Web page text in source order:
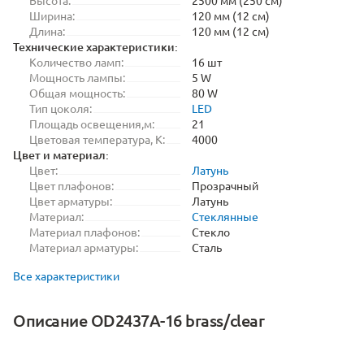
Ширина:
120 мм (12 см)
Длина:
120 мм (12 см)
Технические характеристики:
Количество ламп:
16 шт
Мощность лампы:
5 W
Общая мощность:
80 W
Тип цоколя:
LED
Площадь освещения,м:
21
Цветовая температура, K:
4000
Цвет и материал:
Цвет:
Латунь
Цвет плафонов:
Прозрачный
Цвет арматуры:
Латунь
Материал:
Стеклянные
Материал плафонов:
Стекло
Материал арматуры:
Сталь
Все характеристики
Описание OD2437A-16 brass/clear